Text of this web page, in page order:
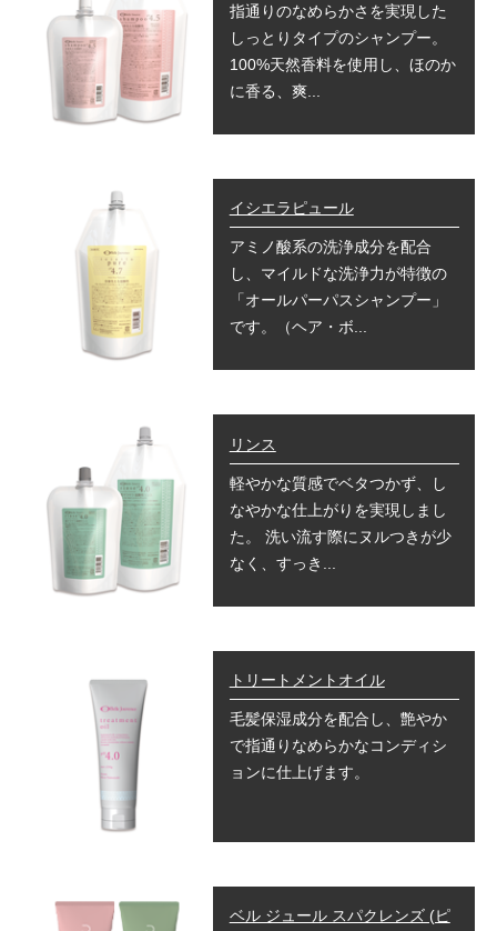
指通りのなめらかさを実現した
しっとりタイプのシャンプー。
100%天然香料を使用し、ほのか
に香る、爽...
イシエラピュール
アミノ酸系の洗浄成分を配合
し、マイルドな洗浄力が特徴の
「オールパーパスシャンプー」
です。（ヘア・ボ...
リンス
軽やかな質感でベタつかず、し
なやかな仕上がりを実現しまし
た。 洗い流す際にヌルつきが少
なく、すっき...
トリートメントオイル
毛髪保湿成分を配合し、艶やか
で指通りなめらかなコンディシ
ョンに仕上げます。
ベル ジュール スパクレンズ (ピ